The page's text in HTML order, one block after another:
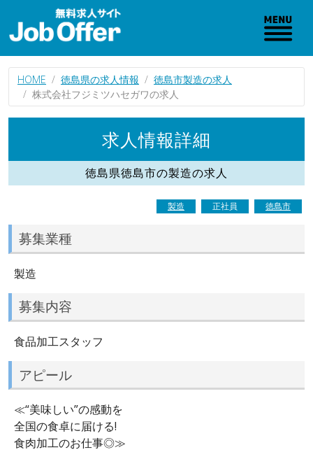
HOME 徳島県の求人情報
徳島市製造の求人
株式会社フジミツハセガワの求人
求人情報詳細
徳島県徳島市の製造の求人
製造 正社員 徳島市
募集業種
製造
募集内容
食品加工スタッフ
アピール
≪“美味しい”の感動を
全国の食卓に届ける!
食肉加工のお仕事◎≫